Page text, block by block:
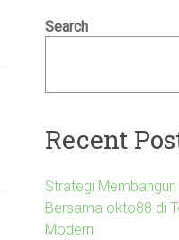
Search
Recent
Strategi
Bersama okto88 di
Modern